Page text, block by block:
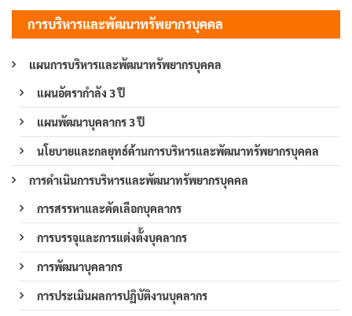
การบริหารและพัฒนาทรัพยากรบุคคล
แผนการบริหารและพัฒนาทรัพยากรบุคคล
แผนอัตรากำลัง 3 ปี
แผนพัฒนาบุคลากร 3 ปี
นโยบายและกลยุทธ์ด้านการบริหารและพัฒนาทรัพยากรบุคคล
การดำเนินการบริหารและพัฒนาทรัพยากรบุคคล
การสรรหาและคัดเลือกบุคลากร
การบรรจุและการแต่งตั้งบุคลากร
การพัฒนาบุคลากร
การประเมินผลการปฏิบัติงานบุคลากร